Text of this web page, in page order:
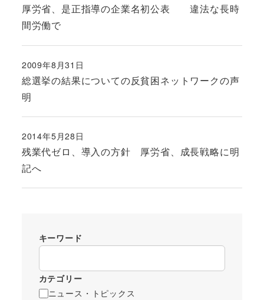
厚労省、是正指導の企業名初公表 違法な長時
間労働で
総選挙の結果についての反貧困ネットワークの声
明
投稿日
2009年8月31日
残業代ゼロ、導入の方針 厚労省、成長戦略に明
記へ
投稿日
2014年5月28日
キーワード
カテゴリー
ニュース・トピックス